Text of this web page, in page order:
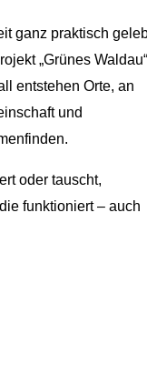
ganz praktisch
„Grünes Waldau“
entstehen Orte, an
und
oder tauscht,
funktioniert – auch